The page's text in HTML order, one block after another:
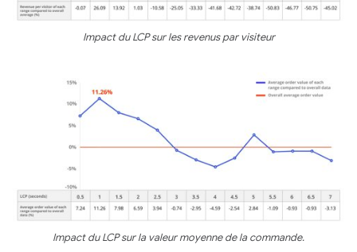
Impact du LCP sur les revenus par visiteur
Impact du LCP sur la valeur moyenne de la commande.